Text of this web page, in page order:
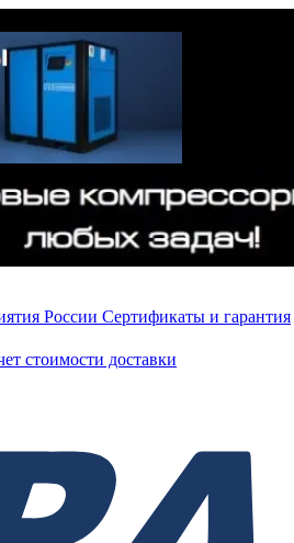
России Сертификаты и гарантия
стоимости доставки